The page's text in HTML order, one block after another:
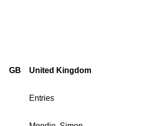
GB United Kingdom
Entries